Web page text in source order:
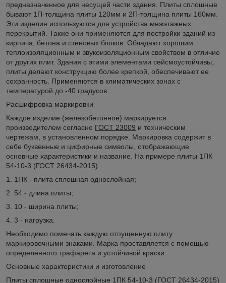
предназначенное для несущей части здания. Плиты сплошные
бывают 1П-толщина плиты 120мм и 2П-толщина плиты 160мм.
Эти изделия используются для устройства межэтажных
перекрытий. Также они применяются для постройки зданий из
кирпича, бетона и стеновых блоков. Обладают хорошим
теплоизоляционным и звукоизоляционным свойством в отличие
от других плит. Здания с этими элементами сейсмоустойчивы,
плиты делают конструкцию более крепкой, обеспечивают ее
сохранность. Применяются в климатических зонах с
температурой до -40 градусов.
Расшифровка маркировки
Каждое изделие (железобетонное) маркируется
производителем согласно ГОСТ 23009 и техническим
чертежам, в установленном порядке. Маркировка содержит в
себе буквенные и цифирные символы, отображающие
основные характеристики и название. На примере плиты 1ПК
54-10-3 (ГОСТ 26434-2015):
1. 1ПК - плита сплошная однослойная;
2. 54 - длина плиты;
3. 10 - ширина плиты;
4. 3 - нагрузка.
Необходимо помечать каждую отпущенную плиту
маркировочными знаками. Марка проставляется с помощью
определенного трафарета и устойчивой краски.
Основные характеристики и изготовление
Плиты сплошные однослойные 1ПК 54-10-3 (ГОСТ 26434-2015)